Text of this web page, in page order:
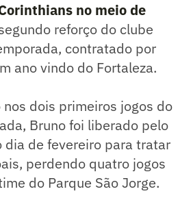
no meio de
reforço do clube
contratado por
ano vindo do Fortaleza.
dois primeiros jogos do
Bruno foi liberado pelo
dia de fevereiro para tratar
perdendo quatro jogos
do Parque São Jorge.